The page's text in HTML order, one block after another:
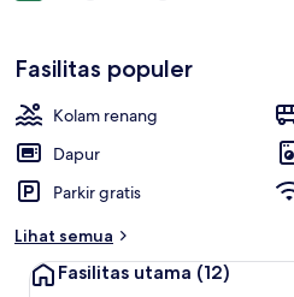
Fasilitas populer
Kolam renang
Dapur
Parkir gratis
Lihat semua
Fasilitas utama (12)